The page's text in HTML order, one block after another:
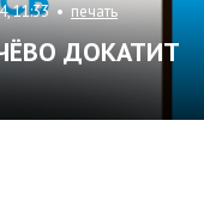
11:33 • печать
ДОКАТИТ